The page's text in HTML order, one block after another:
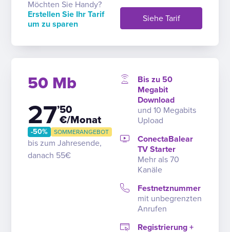
Siehe Tarif
Möchten Sie Handy?
Erstellen Sie Ihr Tarif
um zu sparen
50 Mb
27’50
€/Monat
-50% SOMMERANGEBOT
bis zum Jahresende,
danach 55€
Bis zu 50
Megabit
Download
und 10 Megabits
Upload
ConectaBalear
TV Starter
Mehr als 70
Kanäle
Festnetznummer
mit unbegrenzten
Anrufen
Registrierung +